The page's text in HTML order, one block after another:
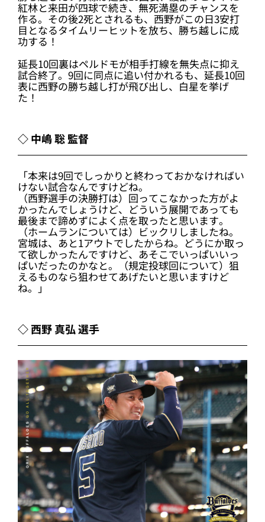
紅林と来田が四球で続き、無死満塁のチャンスを
作る。その後2死とされるも、西野がこの日3安打
目となるタイムリーヒットを放ち、勝ち越しに成
功する！
延長10回裏はペルドモが相手打線を無失点に抑え
試合終了。9回に同点に追い付かれるも、延長10回
表に西野の勝ち越し打が飛び出し、白星を挙げ
た！
◇ 中嶋 聡 監督
「本来は9回でしっかりと終わっておかなければい
けない試合なんですけどね。
（西野選手の決勝打は）回ってこなかった方がよ
かったんでしょうけど、どういう展開であっても
最後まで諦めずによく点を取ったと思います。
（ホームランについては）ビックリしましたね。
宮城は、あと1アウトでしたからね。どうにか取っ
て欲しかったんですけど、あそこでいっぱいいっ
ぱいだったのかなと。（規定投球回について）狙
えるものなら狙わせてあげたいと思いますけど
ね。」
◇ 西野 真弘 選手